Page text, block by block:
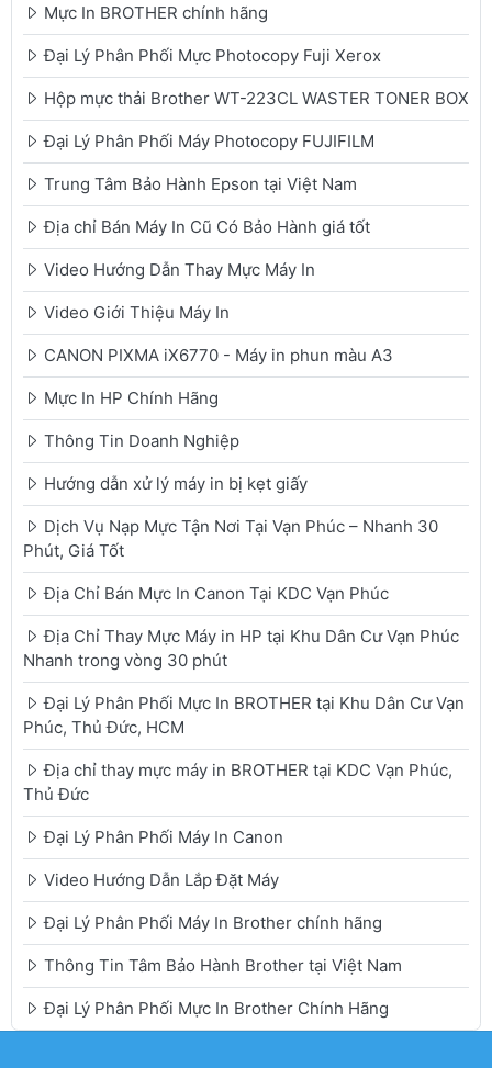
Mực In BROTHER chính hãng
Đại Lý Phân Phối Mực Photocopy Fuji Xerox
Hộp mực thải Brother WT-223CL WASTER TONER BOX
Đại Lý Phân Phối Máy Photocopy FUJIFILM
Trung Tâm Bảo Hành Epson tại Việt Nam
Địa chỉ Bán Máy In Cũ Có Bảo Hành giá tốt
Video Hướng Dẫn Thay Mực Máy In
Video Giới Thiệu Máy In
CANON PIXMA iX6770 - Máy in phun màu A3
Mực In HP Chính Hãng
Thông Tin Doanh Nghiệp
Hướng dẫn xử lý máy in bị kẹt giấy
Dịch Vụ Nạp Mực Tận Nơi Tại Vạn Phúc – Nhanh 30
Phút, Giá Tốt
Địa Chỉ Bán Mực In Canon Tại KDC Vạn Phúc
Địa Chỉ Thay Mực Máy in HP tại Khu Dân Cư Vạn Phúc
Nhanh trong vòng 30 phút
Đại Lý Phân Phối Mực In BROTHER tại Khu Dân Cư Vạn
Phúc, Thủ Đức, HCM
Địa chỉ thay mực máy in BROTHER tại KDC Vạn Phúc,
Thủ Đức
Đại Lý Phân Phối Máy In Canon
Video Hướng Dẫn Lắp Đặt Máy
Đại Lý Phân Phối Máy In Brother chính hãng
Thông Tin Tâm Bảo Hành Brother tại Việt Nam
Đại Lý Phân Phối Mực In Brother Chính Hãng